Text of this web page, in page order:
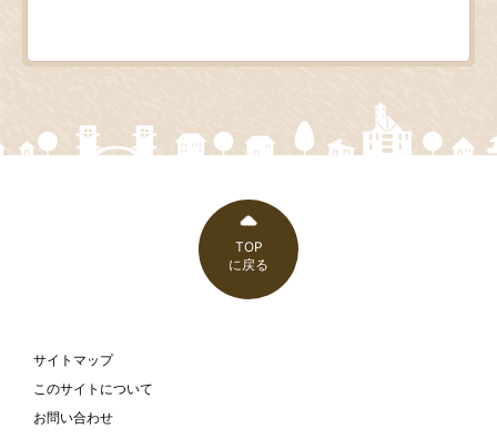
TOP
に戻る
サイトマップ
このサイトについて
お問い合わせ